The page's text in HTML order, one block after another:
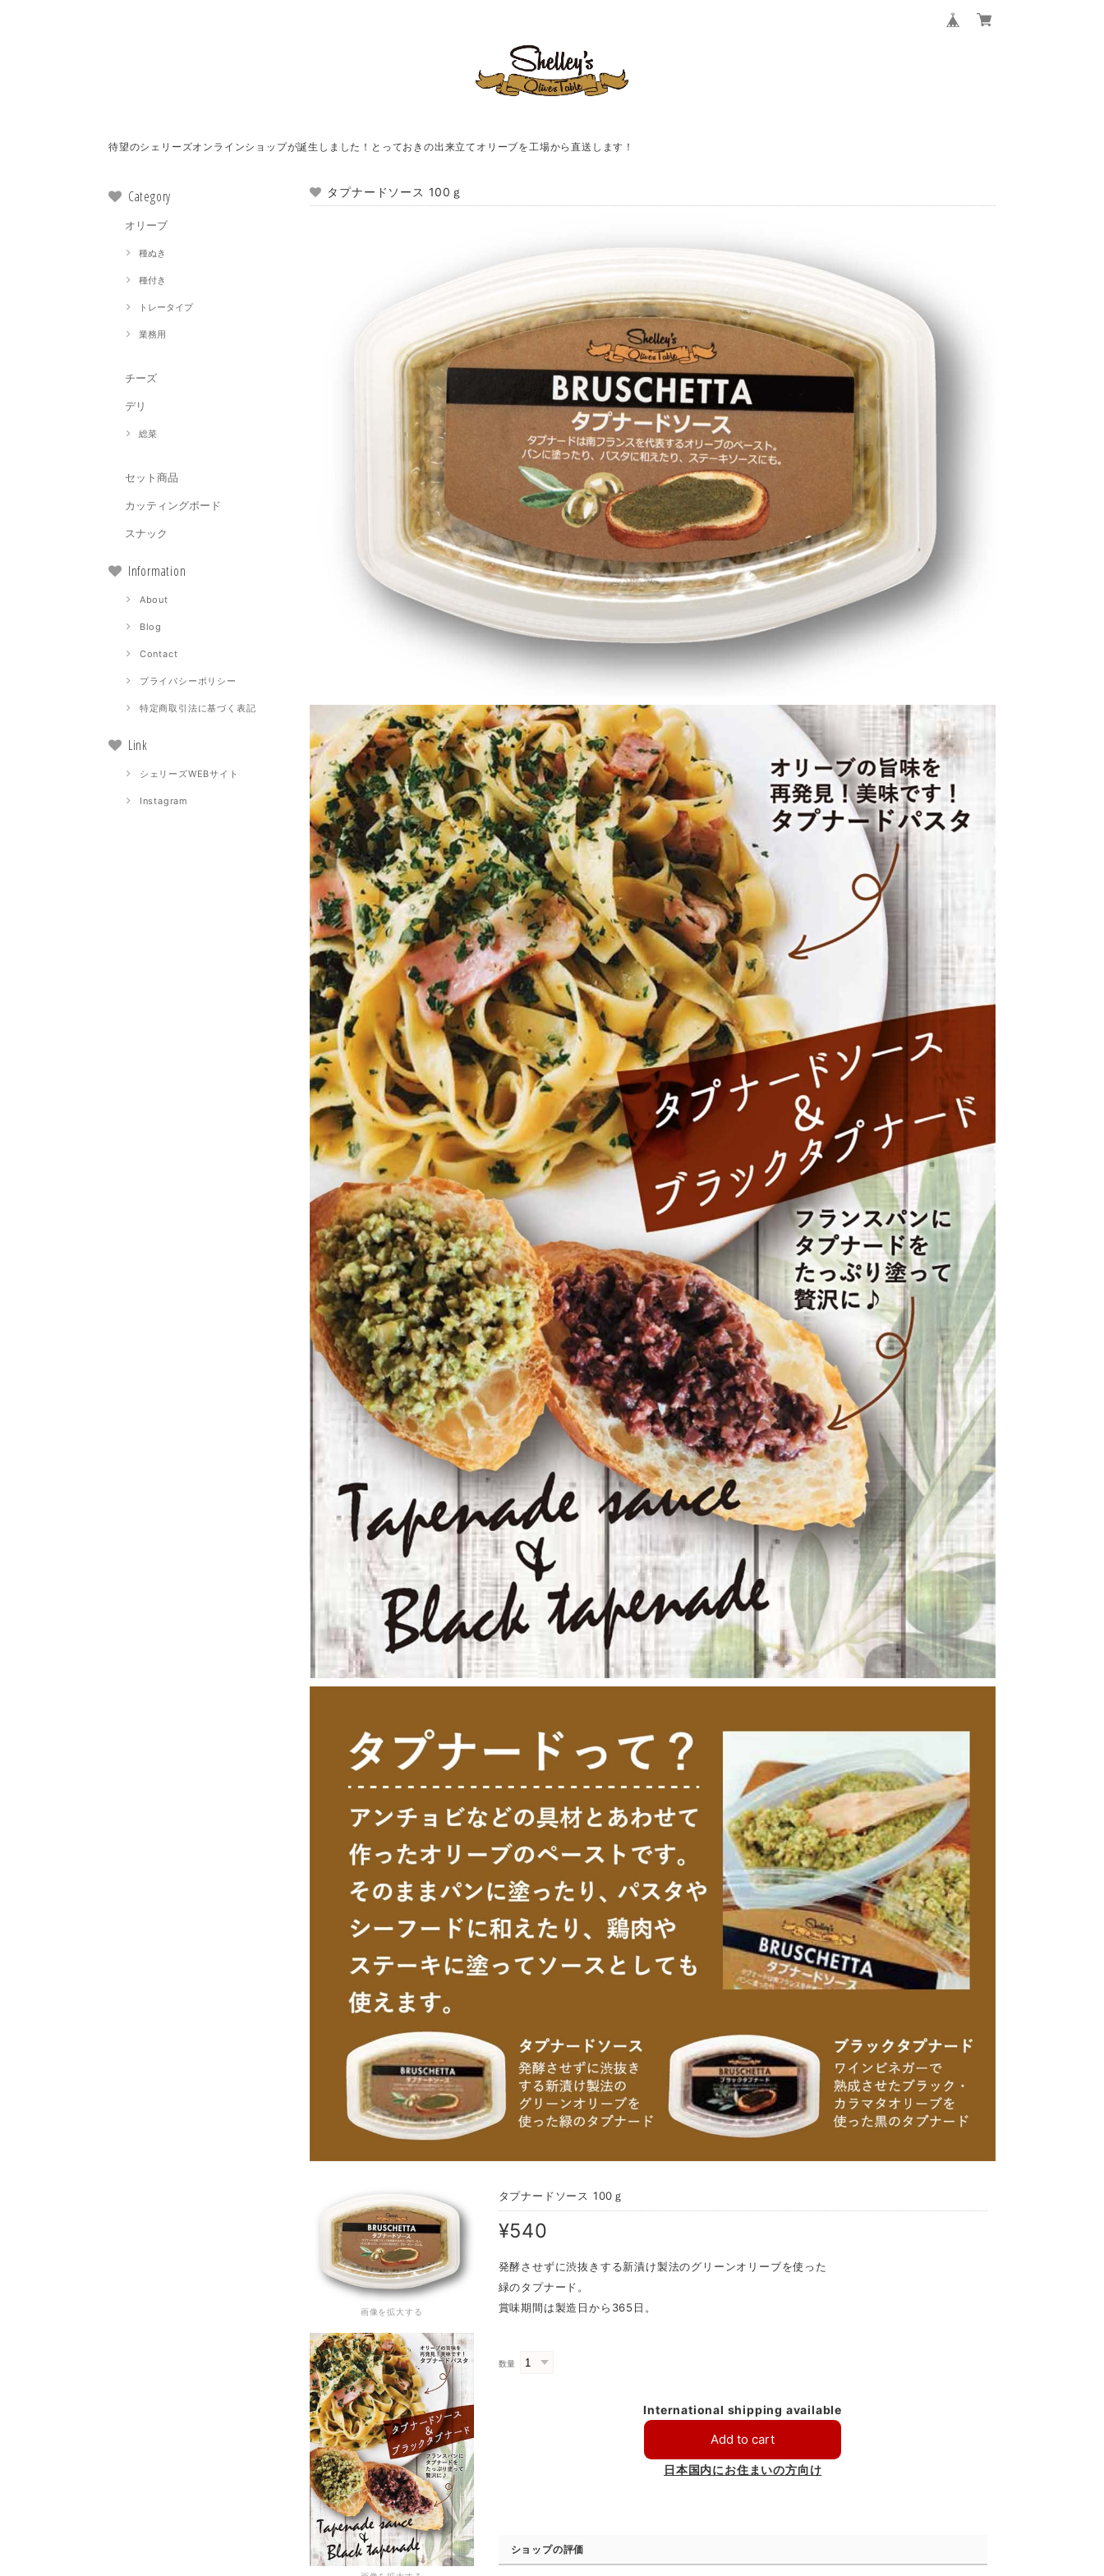
待望のシェリーズオンラインショップが誕生しました！とっておきの出来立てオリーブを工場から直送します！
Category
オリーブ
種ぬき
種付き
トレータイプ
業務用
チーズ
デリ
総菜
セット商品
カッティングボード
スナック
Information
About
Blog
Contact
プライバシーポリシー
特定商取引法に基づく表記
Link
シェリーズWEBサイト
Instagram
タプナードソース 100ｇ
画像を拡大する
タプナードソース 100ｇ
¥540
発酵させずに渋抜きする新漬け製法のグリーンオリーブを使った
緑のタプナード。
賞味期間は製造日から365日。
数量
International shipping available
Add to cart
日本国内にお住まいの方向け
ショップの評価